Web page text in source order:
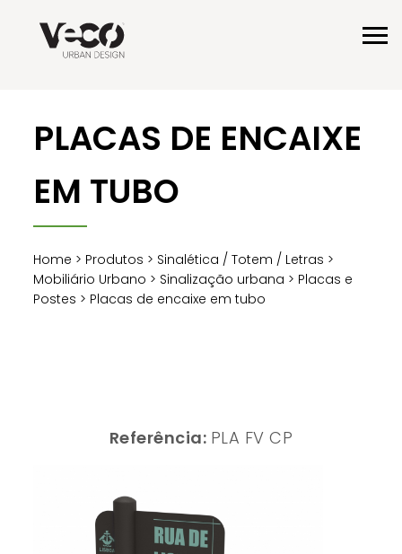
PLACAS DE ENCAIXE
EM TUBO
Home > Produtos > Sinalética / Totem / Letras >
Mobiliário Urbano > Sinalização urbana > Placas e
Postes > Placas de encaixe em tubo
Referência: PLA FV CP